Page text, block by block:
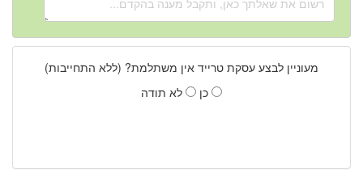
מעוניין לבצע עסקת טרייד אין משתלמת? (ללא התחייבות)
כן
לא תודה